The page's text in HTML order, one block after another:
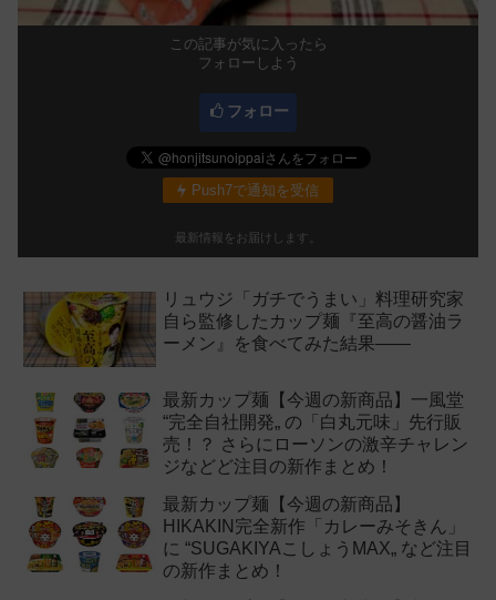
この記事が気に入ったら
フォローしよう
フォロー
Push7で通知を受信
最新情報をお届けします。
リュウジ「ガチでうまい」料理研究家
自ら監修したカップ麺『至高の醤油ラ
ーメン』を食べてみた結果——
最新カップ麺【今週の新商品】一風堂
“完全自社開発„ の「白丸元味」先行販
売！？ さらにローソンの激辛チャレン
ジなどど注目の新作まとめ！
最新カップ麺【今週の新商品】
HIKAKIN完全新作「カレーみそきん」
に “SUGAKIYAこしょうMAX„ など注目
の新作まとめ！